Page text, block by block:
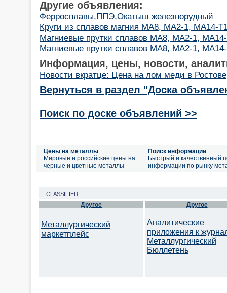
Другие объявления:
Ферросплавы,ППЭ,Окатыш железнорудный
Круги из сплавов магния МА8, МА2-1, МА14-
Магниевые прутки сплавов МА8, МА2-1,
Магниевые прутки сплавов МА8, МА2-1,
Информация, цены, новости,
Новости вкратце: Цена на лом меди в Ростове
Вернуться в раздел "Доска
Поиск по доске объявлений >>
Цены на металлы
Мировые и российские цены на
черные и цветные металлы
Поиск информации
Быстрый и качественный
информации по рынку
CLASSIFIED
Другое
Металлургический
маркетплейс
Другое
Аналитические
приложения к
Металлургический
Бюллетень